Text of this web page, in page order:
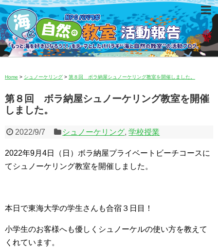
Home > シュノーケリング > 第８回 ボラ納屋シュノーケリング教室を開催しました。
第８回 ボラ納屋シュノーケリング教室を開催
しました。
2022/9/7 シュノーケリング,学校授業
2022年9月4日（日）ボラ納屋プライベートビーチコースに
てシュノーケリング教室を開催しました。
本日で東海大学の学生さんも合宿３日目！
小学生のお客様へも優しくシュノーケルの使い方を教えて
くれています。